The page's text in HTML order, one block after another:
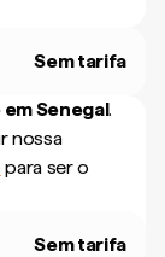
Sem tarifa
emSenegal.
nossa
para ser o
Sem tarifa